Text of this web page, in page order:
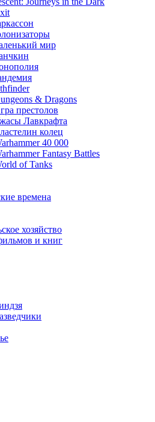
мир
& Dragons
престолов
Лавкрафта
колец
40 000
Fantasy Battles
of Tanks
времена
хозяйство
и книг